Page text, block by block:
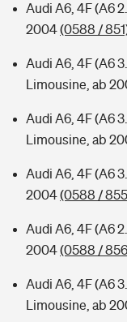
Audi A6, 4F (A6
2004(0588 /
Audi A6, 4F (A6
Limousine, ab
Audi A6, 4F (A6
Limousine, ab
Audi A6, 4F (A6
2004(0588 /
Audi A6, 4F (A6
2004(0588 /
Audi A6, 4F (A6
Limousine, ab